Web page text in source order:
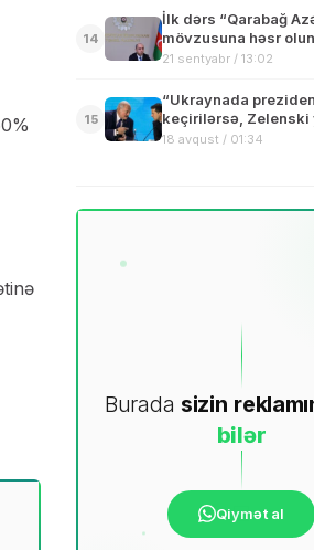
14
İlk dərs “Qarabağ
mövzusuna həsr
21 sentyabr / 13:02
15
“Ukraynada
keçirilərsə, Zelenski
biri qalib gələcək” –
18 avqust / 01:34
Burada sizin
bilər
Qiymət al